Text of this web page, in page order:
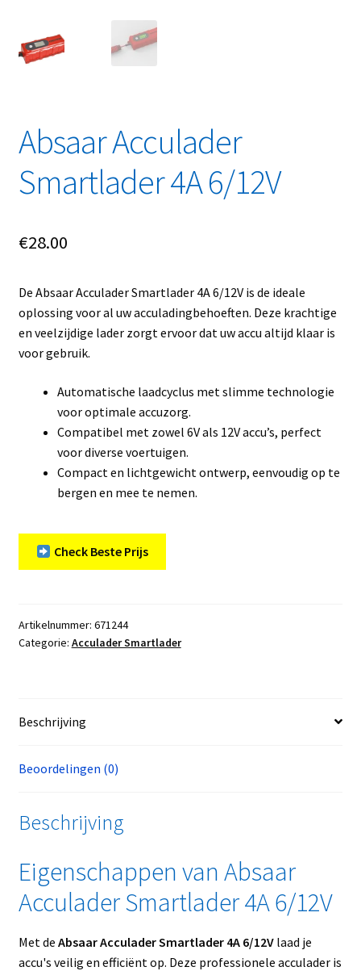
My account
Overzicht
Privacybeleid
Winkelwagen
Absaar Acculader
Smartlader 4A 6/12V
€28.00
De Absaar Acculader Smartlader 4A 6/12V is de ideale
oplossing voor al uw acculadingbehoeften. Deze krachtige
en veelzijdige lader zorgt ervoor dat uw accu altijd klaar is
voor gebruik.
Automatische laadcyclus met slimme technologie
voor optimale accuzorg.
Compatibel met zowel 6V als 12V accu’s, perfect
voor diverse voertuigen.
Compact en lichtgewicht ontwerp, eenvoudig op te
bergen en mee te nemen.
Check Beste Prijs
Artikelnummer: 671244
Categorie: Acculader Smartlader
Beschrijving
Beoordelingen (0)
Beschrijving
Eigenschappen van Absaar
Acculader Smartlader 4A 6/12V
Met de Absaar Acculader Smartlader 4A 6/12Vlaad je
accu's veilig en efficiënt op. Deze professionele acculader is